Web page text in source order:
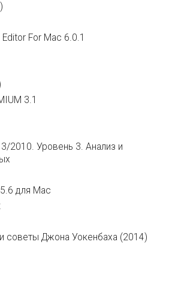
For Mac 6.0.1
3.1
2010. Уровень 3. Анализ и
для Mac
советы Джона Уокенбаха (2014)